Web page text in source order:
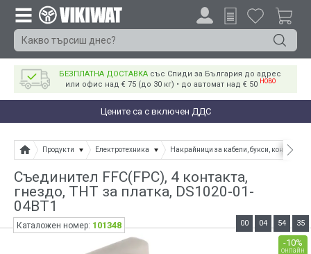
БЕЗПЛАТНА ДОСТАВКА със Спиди за България до адрес
или офис над € 75 (до 30 кг) • до автомат над € 50 НОВО
Цените са с включен ДДС
Продукти Електротехника Накрайници за кабели, букси, конектори
Съединител FFC(FPC), 4 контакта,
гнездо, THT за платка, DS1020-01-
04BT1
-10%
онлайн
00 04 54 34
Каталожен номер: 101348